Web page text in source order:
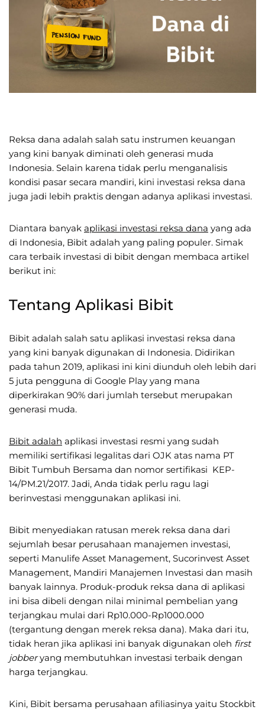
Reksa dana adalah salah satu instrumen keuangan
yang kini banyak diminati oleh generasi muda
Indonesia. Selain karena tidak perlu menganalisis
kondisi pasar secara mandiri, kini investasi reksa dana
juga jadi lebih praktis dengan adanya aplikasi investasi.
Diantara banyak aplikasi investasi reksa dana yang ada
di Indonesia, Bibit adalah yang paling populer. Simak
cara terbaik investasi di bibit dengan membaca artikel
berikut ini:
Tentang Aplikasi Bibit
Bibit adalah salah satu aplikasi investasi reksa dana
yang kini banyak digunakan di Indonesia. Didirikan
pada tahun 2019, aplikasi ini kini diunduh oleh lebih dari
5 juta pengguna di Google Play yang mana
diperkirakan 90% dari jumlah tersebut merupakan
generasi muda.
Bibit adalah aplikasi investasi resmi yang sudah
memiliki sertifikasi legalitas dari OJK atas nama PT
Bibit Tumbuh Bersama dan nomor sertifikasi KEP-
14/PM.21/2017. Jadi, Anda tidak perlu ragu lagi
berinvestasi menggunakan aplikasi ini.
Bibit menyediakan ratusan merek reksa dana dari
sejumlah besar perusahaan manajemen investasi,
seperti Manulife Asset Management, Sucorinvest Asset
Management, Mandiri Manajemen Investasi dan masih
banyak lainnya. Produk-produk reksa dana di aplikasi
ini bisa dibeli dengan nilai minimal pembelian yang
terjangkau mulai dari Rp10.000-Rp1000.000
(tergantung dengan merek reksa dana). Maka dari itu,
tidak heran jika aplikasi ini banyak digunakan oleh first
jobberyang membutuhkan investasi terbaik dengan
harga terjangkau.
Kini, Bibit bersama perusahaan afiliasinya yaitu Stockbit